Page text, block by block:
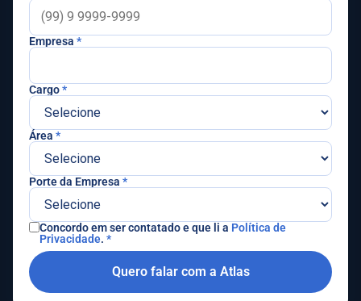
Empresa *
Cargo*
Área *
Porte da Empresa *
Concordo em ser contatado e que li a Política de
Privacidade. *
Quero falar com a Atlas